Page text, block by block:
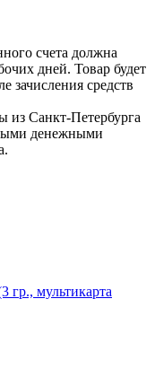
счета должна
дней. Товар будет
зачисления средств
из Санкт-Петербурга
денежными
мультикарта